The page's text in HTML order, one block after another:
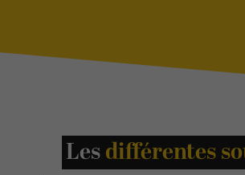
Lesdifférentes